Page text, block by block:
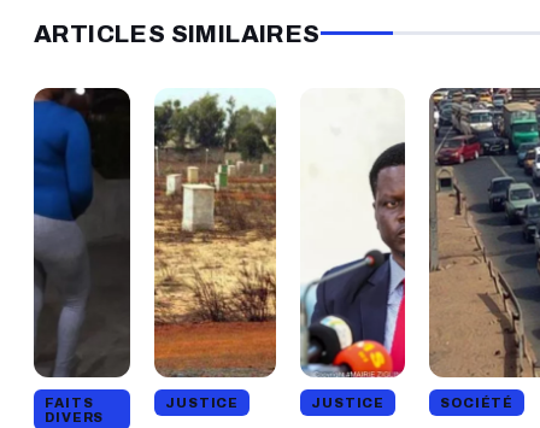
ARTICLES SIMILAIRES
FAITS
DIVERS
JUSTICE JUSTICE SOCIÉTÉ